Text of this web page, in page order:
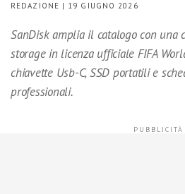
REDAZIONE | 19 GIUGNO 2026
SanDisk amplia il catalogo con una
storage in licenza ufficiale FIFA
chiavette Usb-C, SSD portatili e
professionali.